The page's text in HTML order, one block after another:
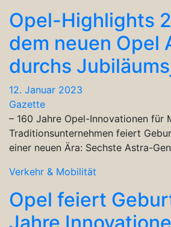
Opel-Highlights
dem neuen Opel
durchs
12. Januar 2023
Gazette
– 160 Jahre Opel-Innovationen für
Traditionsunternehmen feiert
einer neuen Ära: Sechste Astra-
Verkehr & Mobilität
Opel feiert
Jahre